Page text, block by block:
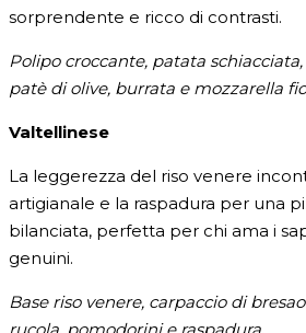
sorprendente e ricco di contrasti.
Polipo croccante, patata
patè di olive, burrata e mozzarella
Valtellinese
La leggerezza del riso venere
artigianale e la raspadura per una
bilanciata, perfetta per chi ama i
genuini.
Base riso venere, carpaccio di